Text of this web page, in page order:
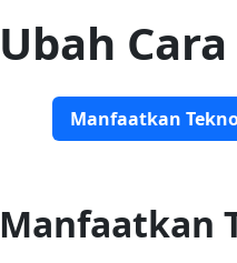
Ubah
Manfaatkan
Manfaatkan